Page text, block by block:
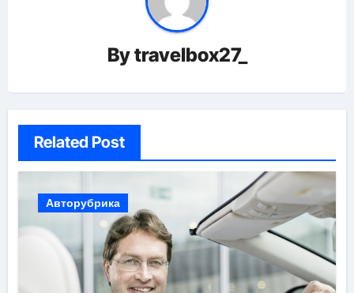
Bytravelbox27_
Related Post
Авторубрика